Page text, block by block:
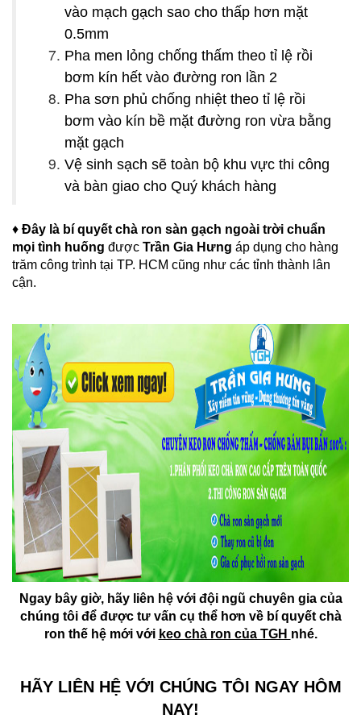
vào mạch gạch sao cho thấp hơn mặt
0.5mm
Pha men lỏng chống thấm theo tỉ lệ rồi
bơm kín hết vào đường ron lần 2
Pha sơn phủ chống nhiệt theo tỉ lệ rồi
bơm vào kín bề mặt đường ron vừa bằng
mặt gạch
Vệ sinh sạch sẽ toàn bộ khu vực thi công
và bàn giao cho Quý khách hàng
♦ Đây là bí quyết chà ron sàn gạch ngoài trời chuẩn
mọi tình huống được Trần Gia Hưng áp dụng cho hàng
trăm công trình tại TP. HCM cũng như các tỉnh thành lân
cận.
Ngay bây giờ, hãy liên hệ với đội ngũ chuyên gia của
chúng tôi để được tư vấn cụ thể hơn về bí quyết chà
ron thế hệ mới với keo chà ron của TGH nhé.
HÃY LIÊN HỆ VỚI CHÚNG TÔI NGAY HÔM
NAY!